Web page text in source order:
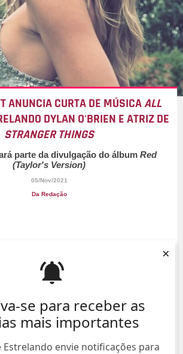
se para receber as
mais importantes
envie notificações para
×
ANUNCIA CURTA DE MÚSICAALL
DYLAN O'BRIEN E ATRIZ DE
STRANGER THINGS
parte da divulgação do álbum Red
(Taylor's Version)
05/Nov/2021
Da Redação